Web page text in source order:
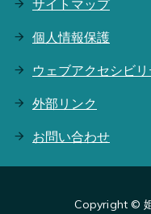
サイトマップ
個人情報保護
ウェブアクセシビリ
外部リンク
お問い合わせ
Copyright ©